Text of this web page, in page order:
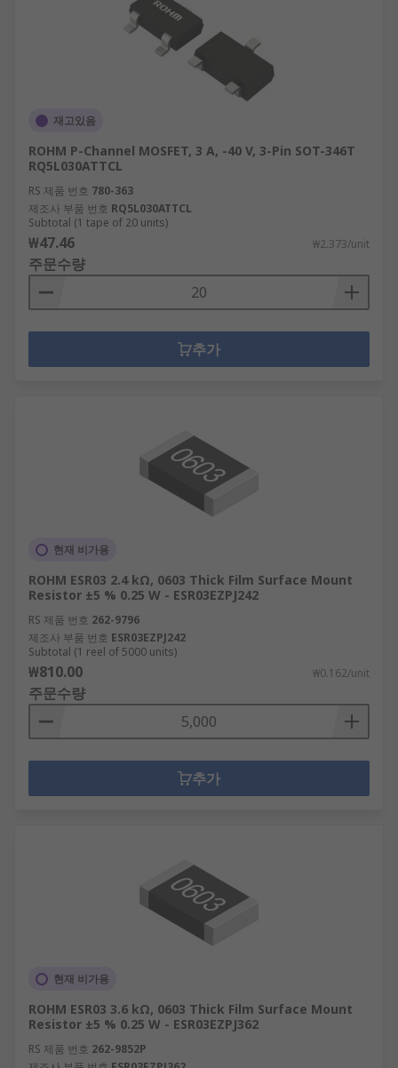
재고있음
ROHM P-Channel MOSFET, 3 A, -40 V, 3-Pin SOT-346T
RQ5L030ATTCL
RS 제품 번호 780-363
제조사 부품 번호 RQ5L030ATTCL
Subtotal (1 tape of 20 units)
₩47.46 ₩2.373/unit
주문수량
추가
현재 비가용
ROHM ESR03 2.4 kΩ, 0603 Thick Film Surface Mount
Resistor ±5 % 0.25 W - ESR03EZPJ242
RS 제품 번호 262-9796
제조사 부품 번호 ESR03EZPJ242
Subtotal (1 reel of 5000 units)
₩810.00 ₩0.162/unit
주문수량
추가
현재 비가용
ROHM ESR03 3.6 kΩ, 0603 Thick Film Surface Mount
Resistor ±5 % 0.25 W - ESR03EZPJ362
RS 제품 번호 262-9852P